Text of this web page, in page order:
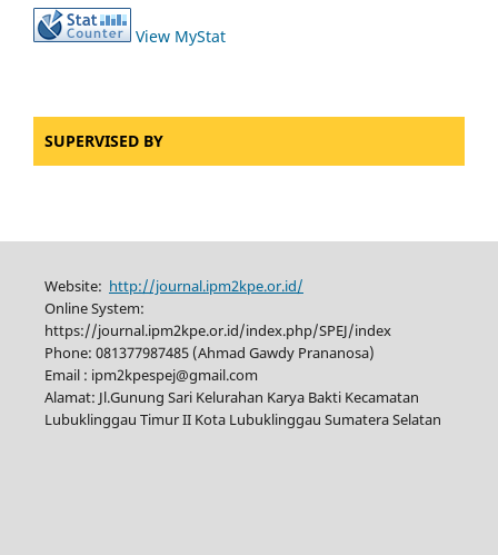
View MyStat
SUPERVISED BY
Website: http://journal.ipm2kpe.or.id/
Online System:
https://journal.ipm2kpe.or.id/index.php/SPEJ/index
Phone: 081377987485 (Ahmad Gawdy Prananosa)
Email : ipm2kpespej@gmail.com
Alamat: Jl.Gunung Sari Kelurahan Karya Bakti Kecamatan
Lubuklinggau Timur II Kota Lubuklinggau Sumatera Selatan